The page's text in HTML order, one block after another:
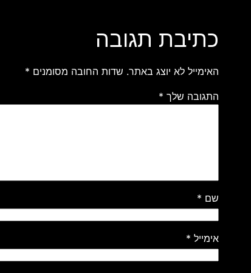
כתיבת תגובה
האימייל לא יוצג באתר. שדות החובה מסומנים *
התגובה שלך *
שם *
אימייל *